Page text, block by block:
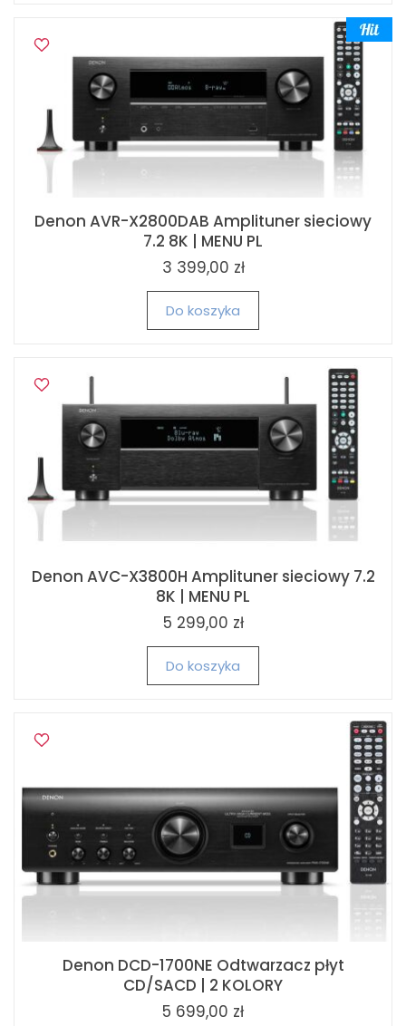
Denon AVR-X2800DAB Amplituner sieciowy
7.2 8K | MENU PL
3 399,00 zł
Do koszyka
Denon AVC-X3800H Amplituner sieciowy 7.2
8K | MENU PL
5 299,00 zł
Do koszyka
Denon DCD-1700NE Odtwarzacz płyt
CD/SACD | 2 KOLORY
5 699,00 zł